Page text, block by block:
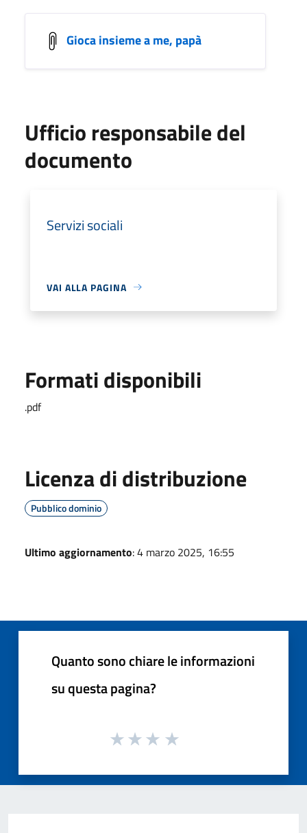
Gioca insieme a me, papà
Ufficio responsabile del
documento
Servizi sociali
VAI ALLA PAGINA
Formati disponibili
.pdf
Licenza di distribuzione
Pubblico dominio
Ultimo aggiornamento: 4 marzo 2025, 16:55
Quanto sono chiare le informazioni
su questa pagina?